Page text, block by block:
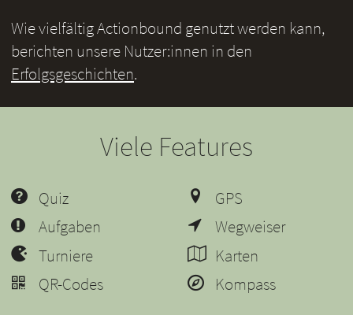
Wie vielfältig Actionbound genutzt werden kann,
berichten unsere Nutzer:innen in den
Erfolgsgeschichten.
Viele Features
Quiz
Aufgaben
Turniere
QR-Codes
GPS
Wegweiser
Karten
Kompass